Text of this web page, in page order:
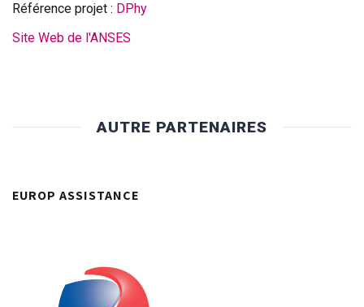
Référence projet : DPhy
Site Web de l'ANSES
AUTRE PARTENAIRES
EUROP ASSISTANCE